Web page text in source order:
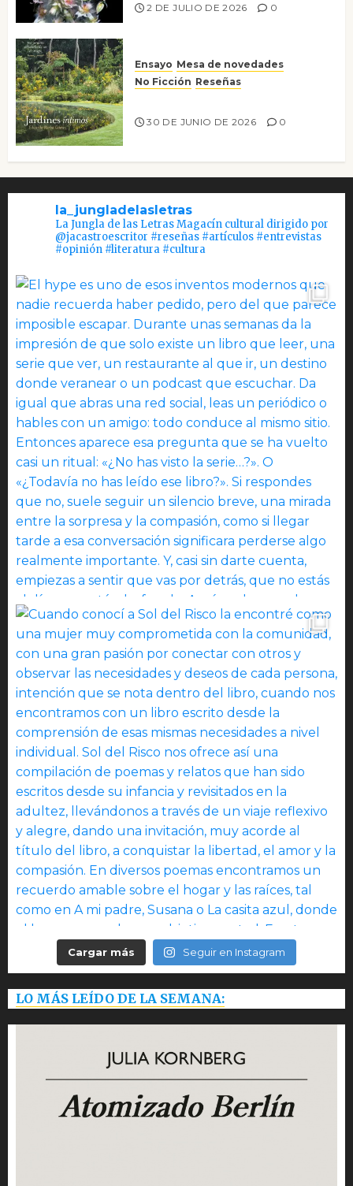
2 DE JULIO DE 2026 0
Ensayo Mesa de novedades
No Ficción Reseñas
30 DE JUNIO DE 2026 0
la_jungladelasletras
La Jungla de las Letras Magacín cultural dirigido por
@jacastroescritor #reseñas #artículos #entrevistas
#opinión #literatura #cultura
Cargar más Seguir en Instagram
LO MÁS LEÍDO DE LA SEMANA: